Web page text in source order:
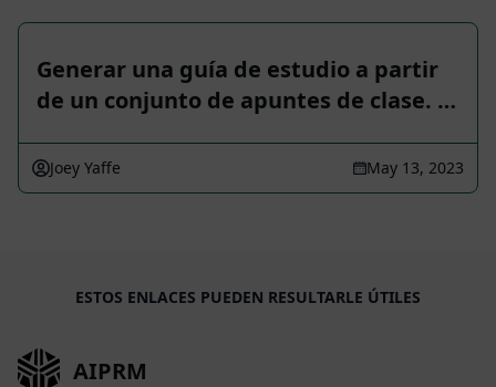
Generar una guía de estudio a partir
de un conjunto de apuntes de clase. …
Joey Yaffe May 13, 2023
ESTOS ENLACES PUEDEN RESULTARLE ÚTILES
AIPRM